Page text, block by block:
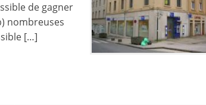
de gagner
nombreuses
[…]